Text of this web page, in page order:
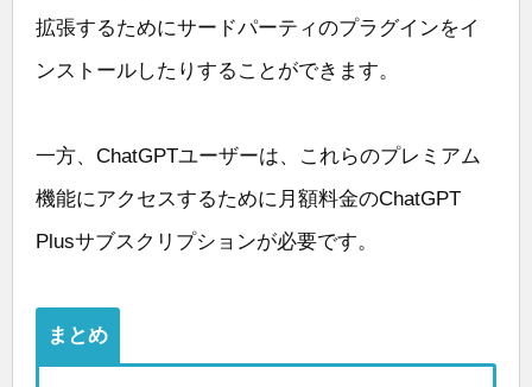
拡張するためにサードパーティのプラグインをイ
ンストールしたりすることができます。
一方、ChatGPTユーザーは、これらのプレミアム
機能にアクセスするために月額料金のChatGPT
Plusサブスクリプションが必要です。
まとめ